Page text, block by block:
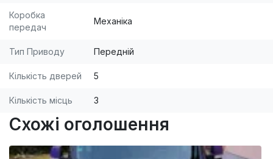
Коробка
передач
Механіка
Тип Приводу Передній
Кількість дверей 5
Кількість місць 3
Схожі оголошення